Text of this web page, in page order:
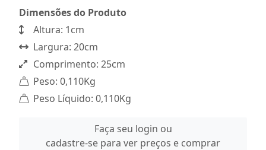
Dimensões do Produto
Altura: 1cm
Largura: 20cm
Comprimento: 25cm
Peso: 0,110Kg
Peso Líquido: 0,110Kg
Faça seu login ou
cadastre-se para ver preços e comprar